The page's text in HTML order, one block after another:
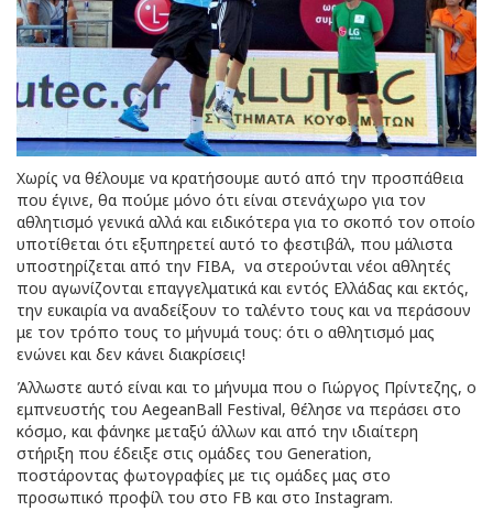
Χωρίς να θέλουμε να κρατήσουμε αυτό από την προσπάθεια
που έγινε, θα πούμε μόνο ότι είναι στενάχωρο για τον
αθλητισμό γενικά αλλά και ειδικότερα για το σκοπό τον οποίο
υποτίθεται ότι εξυπηρετεί αυτό το φεστιβάλ, που μάλιστα
υποστηρίζεται από την FIBΑ, να στερούνται νέοι αθλητές
που αγωνίζονται επαγγελματικά και εντός Ελλάδας και εκτός,
την ευκαιρία να αναδείξουν το ταλέντο τους και να περάσουν
με τον τρόπο τους το μήνυμά τους: ότι ο αθλητισμό μας
ενώνει και δεν κάνει διακρίσεις!
Άλλωστε αυτό είναι και το μήνυμα που ο Γιώργος Πρίντεζης, ο
εμπνευστής του AegeanBall Festival, θέλησε να περάσει στο
κόσμο, και φάνηκε μεταξύ άλλων και από την ιδιαίτερη
στήριξη που έδειξε στις ομάδες του Generation,
ποστάροντας φωτογραφίες με τις ομάδες μας στο
προσωπικό προφίλ του στο FB και στο Instagram.